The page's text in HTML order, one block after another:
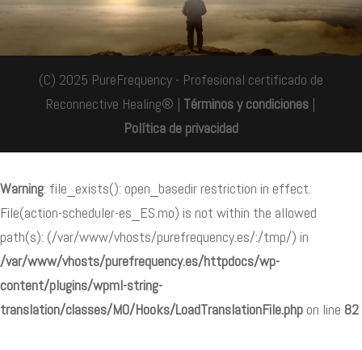
(C) 2025 PureFrequency - Profesional certificado de
Reconnective Healing® | Términos y condiciones |
Política de privacidad
Warning: file_exists(): open_basedir restriction in effect.
File(action-scheduler-es_ES.mo) is not within the allowed
path(s): (/var/www/vhosts/purefrequency.es/:/tmp/) in
/var/www/vhosts/purefrequency.es/httpdocs/wp-
content/plugins/wpml-string-
translation/classes/MO/Hooks/LoadTranslationFile.php on line 82